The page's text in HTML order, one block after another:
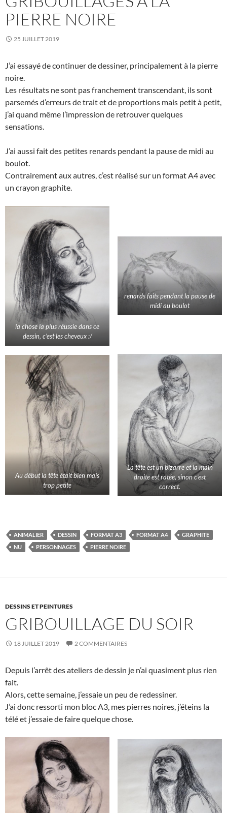
PIERRE NOIRE
25 JUILLET 2019
J’ai essayé de continuer de dessiner, principalement à la pierre
noire.
Les résultats ne sont pas franchement transcendant, ils sont
parsemés d’erreurs de trait et de proportions mais petit à petit,
j’ai quand même l’impression de retrouver quelques
sensations.
J’ai aussi fait des petites renards pendant la pause de midi au
boulot.
Contrairement aux autres, c’est réalisé sur un format A4 avec
un crayon graphite.
la chose la plus réussie dans ce
dessin, c’est les cheveux :/
renards faits pendant la pause de
midi au boulot
Au début la tête était bien mais
trop petite
La tête est un bizarre et la main
droite est ratée, sinon c’est
correct.
ANIMALIER DESSIN FORMAT A3 FORMAT A4
GRAPHITE
NU
PERSONNAGES PIERRE NOIRE
DESSINS ET PEINTURES
GRIBOUILLAGE DU SOIR
18 JUILLET 2019 2 COMMENTAIRES
Depuis l’arrêt des ateliers de dessin je n’ai quasiment plus rien
fait.
Alors, cette semaine, j’essaie un peu de redessiner.
J’ai donc ressorti mon bloc A3, mes pierres noires, j’éteins la
télé et j’essaie de faire quelque chose.